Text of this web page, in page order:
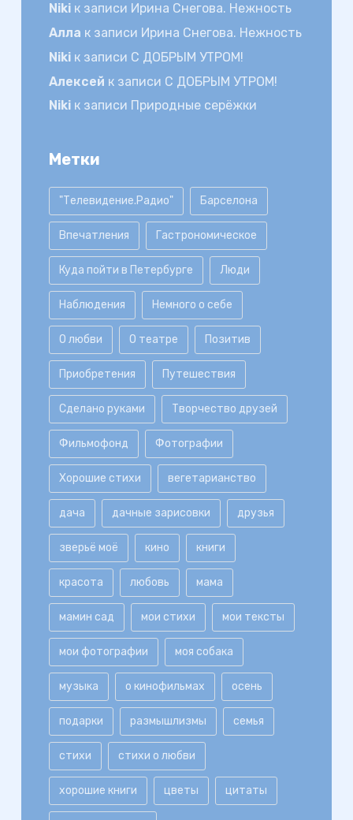
Nikiк записи Ирина Снегова. Нежность
Алла к записи Ирина Снегова. Нежность
Nikiк записи С ДОБРЫМ УТРОМ!
Алексей к записи С ДОБРЫМ УТРОМ!
Nikiк записи Природные серёжки
Метки
"Телевидение.Радио" Барселона
Впечатления Гастрономическое
Куда пойти в Петербурге Люди
Наблюдения Немного о себе
О любви О театре Позитив
Приобретения Путешествия
Сделано руками Творчество друзей
Фильмофонд Фотографии
Хорошие стихи вегетарианство
дача дачные зарисовки друзья
зверьё моё кино книги
красота любовь мама
мамин сад мои стихи мои тексты
мои фотографии моя собака
музыка о кинофильмах осень
подарки размышлизмы семья
стихи стихи о любви
хорошие книги цветы цитаты